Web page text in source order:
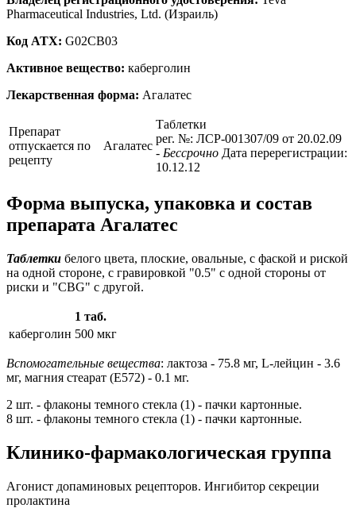
Pharmaceutical Industries, Ltd. (Израиль)
Код ATX: G02CB03
Активное вещество: каберголин
Лекарственная форма: Агалатес
Препарат
отпускается по
рецепту
Агалатес
Таблетки
рег. №: ЛСР-001307/09 от 20.02.09
- Бессрочно Дата перерегистрации:
10.12.12
Форма выпуска, упаковка и состав
препарата Агалатес
Таблетки белого цвета, плоские, овальные, с фаской и риской
на одной стороне, с гравировкой "0.5" с одной стороны от
риски и "CBG" с другой.
1 таб.
каберголин 500 мкг
Вспомогательные вещества: лактоза - 75.8 мг, L-лейцин - 3.6
мг, магния стеарат (Е572) - 0.1 мг.
2 шт. - флаконы темного стекла (1) - пачки картонные.
8 шт. - флаконы темного стекла (1) - пачки картонные.
Клинико-фармакологическая группа
Агонист допаминовых рецепторов. Ингибитор секреции
пролактина